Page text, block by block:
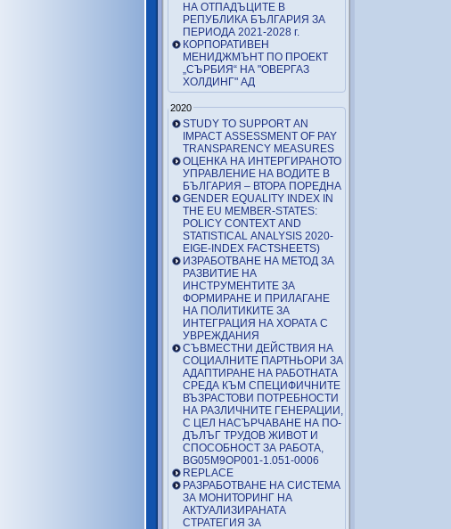
НА ОТПАДЪЦИТЕ В
РЕПУБЛИКА БЪЛГАРИЯ ЗА
ПЕРИОДА 2021-2028 г.
КОРПОРАТИВЕН
МЕНИДЖМЪНТ ПО ПРОЕКТ
„СЪРБИЯ“ НА "ОВЕРГАЗ
ХОЛДИНГ" АД
2020
STUDY TO SUPPORT AN
IMPACT ASSESSMENT OF PAY
TRANSPARENCY MEASURES
ОЦЕНКА НА ИНТЕРГИРАНОТО
УПРАВЛЕНИЕ НА ВОДИТЕ В
БЪЛГАРИЯ – ВТОРА ПОРЕДНА
GENDER EQUALITY INDEX IN
THE EU MEMBER-STATES:
POLICY CONTEXT AND
STATISTICAL ANALYSIS 2020-
EIGE-INDEX FACTSHEETS)
ИЗРАБОТВАНЕ НА МЕТОД ЗА
РАЗВИТИЕ НА
ИНСТРУМЕНТИТЕ ЗА
ФОРМИРАНЕ И ПРИЛАГАНЕ
НА ПОЛИТИКИТЕ ЗА
ИНТЕГРАЦИЯ НА ХОРАТА С
УВРЕЖДАНИЯ
СЪВМЕСТНИ ДЕЙСТВИЯ НА
СОЦИАЛНИТЕ ПАРТНЬОРИ ЗА
АДАПТИРАНЕ НА РАБОТНАТА
СРЕДА КЪМ СПЕЦИФИЧНИТЕ
ВЪЗРАСТОВИ ПОТРЕБНОСТИ
НА РАЗЛИЧНИТЕ ГЕНЕРАЦИИ,
С ЦЕЛ НАСЪРЧАВАНЕ НА ПО-
ДЪЛЪГ ТРУДОВ ЖИВОТ И
СПОСОБНОСТ ЗА РАБОТА,
BG05M9OP001-1.051-0006
REPLACE
РАЗРАБОТВАНЕ НА СИСТЕМА
ЗА МОНИТОРИНГ НА
АКТУАЛИЗИРАНАТА
СТРАТЕГИЯ ЗА